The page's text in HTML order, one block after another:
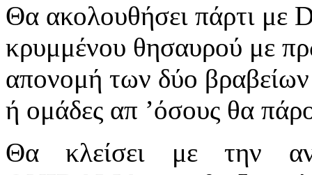
Θα ακολουθήσει πάρτι με
κρυμμένου θησαυρού με
απονομή των δύο
ή ομάδες απ ’όσους θα
Θα κλείσει με την